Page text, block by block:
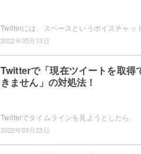
2022年05月13日
Twitterで「現在ツイートを取得
きません」の対処法！
2022年03月23日